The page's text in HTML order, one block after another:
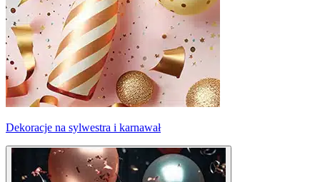
Dekoracje na sylwestra i karnawał